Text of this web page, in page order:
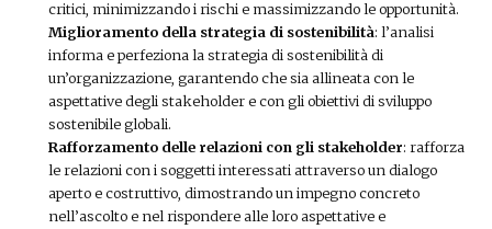
critici, minimizzando i rischi e massimizzando le opportunità.
Miglioramento della strategia di sostenibilità: l’analisi
informa e perfeziona la strategia di sostenibilità di
un’organizzazione, garantendo che sia allineata con le
aspettative degli stakeholder e con gli obiettivi di sviluppo
sostenibile globali.
Rafforzamento delle relazioni con gli stakeholder: rafforza
le relazioni con i soggetti interessati attraverso un dialogo
aperto e costruttivo, dimostrando un impegno concreto
nell’ascolto e nel rispondere alle loro aspettative e